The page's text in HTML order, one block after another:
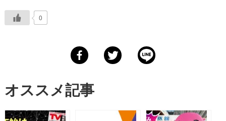
0
オススメ記事